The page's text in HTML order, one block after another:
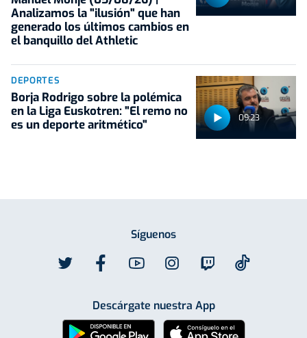
Analizamos la "ilusión" que han
generado los últimos cambios en
el banquillo del Athletic
09:23
DEPORTES
Borja Rodrigo sobre la polémica
en la Liga Euskotren: "El remo no
es un deporte aritmético"
Síguenos
Descárgate nuestra App